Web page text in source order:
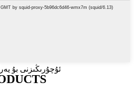
ئۇچۇرىڭىزنى بۇ